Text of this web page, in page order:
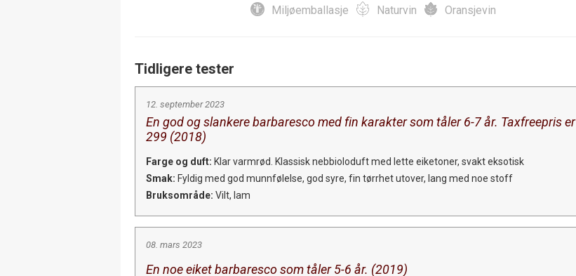
Miljøemballasje Naturvin Oransjevin
Tidligere tester
12. september 2023
En god og slankere barbaresco med fin karakter som tåler 6-7 år. Taxfreepris er
299 (2018)
Farge og duft: Klar varmrød. Klassisk nebbioloduft med lette eiketoner, svakt eksotisk
Smak: Fyldig med god munnfølelse, god syre, fin tørrhet utover, lang med noe stoff
Bruksområde: Vilt, lam
08. mars 2023
En noe eiket barbaresco som tåler 5-6 år. (2019)